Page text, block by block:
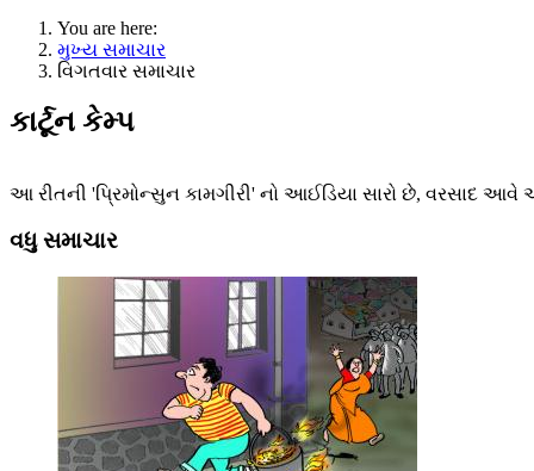
You are here:
મુખ્ય સમાચાર
વિગતવાર સમાચાર
કાર્ટૂન કેમ્પ
આ રીતની 'પ્રિમોન્સુન કામગીરી' નો આઈડિયા સારો છે, વરસાદ
વધુ સમાચાર